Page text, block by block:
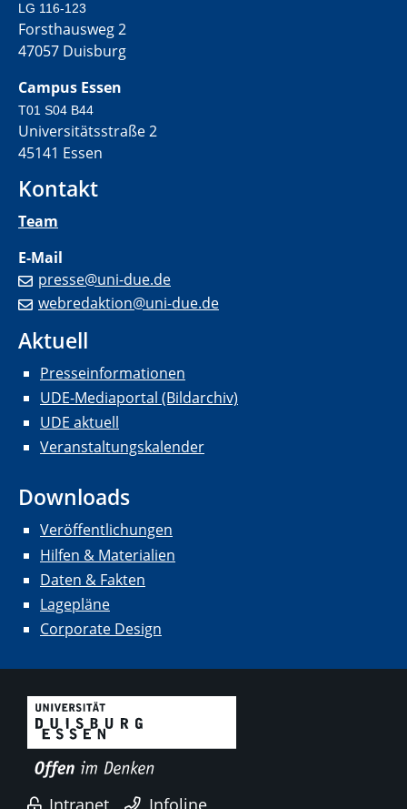
LG 116-123
Forsthausweg 2
47057 Duisburg
Campus Essen
T01 S04 B44
Universitätsstraße 2
45141 Essen
Kontakt
Team
E-Mail
presse@uni-due.de
webredaktion@uni-due.de
Aktuell
Presseinformationen
UDE-Mediaportal (Bildarchiv)
UDE aktuell
Veranstaltungskalender
Downloads
Veröffentlichungen
Hilfen & Materialien
Daten & Fakten
Lagepläne
Corporate Design
Intranet Infoline